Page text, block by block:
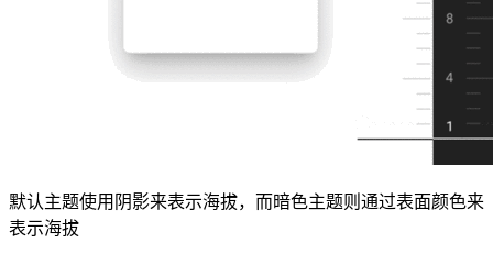
默认主题使用阴影来表示海拔，而暗色主题则通过表面颜色来
表示海拔